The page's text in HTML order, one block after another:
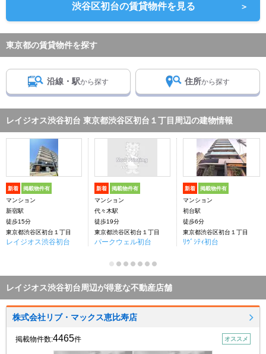
渋谷区初台の賃貸物件を見る ＞
東京都の賃貸物件を探す
沿線・駅から探す 住所から探す
レイジオス渋谷初台 東京都渋谷区初台１丁目周辺の建物情報
新着 掲載物件有
マンション
新宿駅
徒歩15分
東京都渋谷区初台１丁目
レイジオス渋谷初台
新着 掲載物件有
マンション
代々木駅
徒歩19分
東京都渋谷区初台１丁目
パークウェル初台
新着 掲載物件有
マンション
初台駅
徒歩6分
東京都渋谷区初台１丁目
ﾘｳﾞｼﾃｨ初台
レイジオス渋谷初台周辺が得意な不動産店舗
株式会社リブ・マックス恵比寿店
掲載物件数:4465件 オススメ